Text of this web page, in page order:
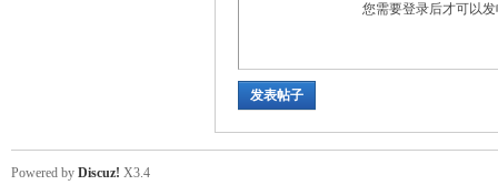
您需要登录后才可以
发表帖子
Powered by Discuz! X3.4